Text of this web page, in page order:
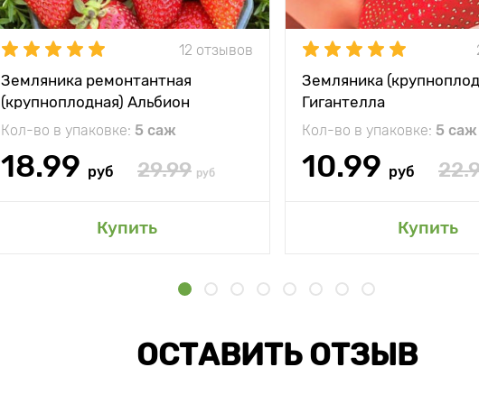
12 отзывов
Земляника ремонтантная
(крупноплодная) Альбион
Кол-во в упаковке: 5 саж
18.99 руб 29.99 руб
Купить
Земляника
Гигантелла
Кол-во в упаковке: 5 саж
10.99 руб
Купить
ОСТАВИТЬ ОТЗЫВ